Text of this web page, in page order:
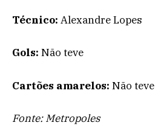
Técnico: Alexandre Lopes
Gols: Não teve
Cartões amarelos: Não teve
Fonte: Metropoles